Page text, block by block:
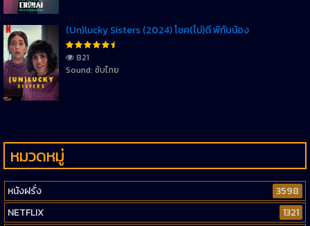
(Un)lucky Sisters (2024) โชค(ไม่)ดี พี่กับน้อง
821
Sound: ซับไทย
หมวดหมู่
หนังฝรั่ง
3598
NETFLIX
1321